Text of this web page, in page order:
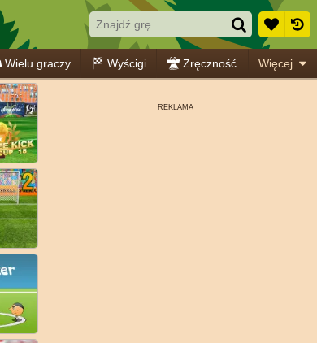
Wielu graczy Wyścigi Zręczność Więcej